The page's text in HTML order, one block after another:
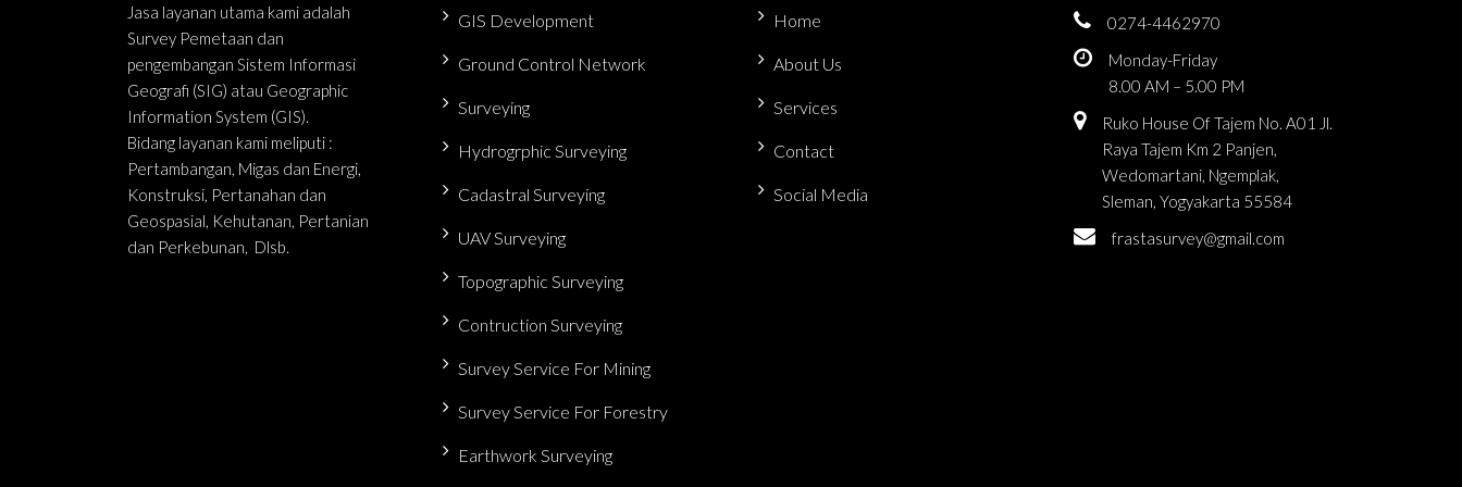
Jasa layanan utama kami adalah
Survey Pemetaan dan
pengembangan Sistem Informasi
Geografi (SIG) atau Geographic
Information System (GIS).
Bidang layanan kami meliputi :
Pertambangan, Migas dan Energi,
Konstruksi, Pertanahan dan
Geospasial, Kehutanan, Pertanian
dan Perkebunan, Dlsb.
GIS Development
Ground Control Network
Surveying
Hydrogrphic Surveying
Cadastral Surveying
UAV Surveying
Topographic Surveying
Contruction Surveying
Survey Service For Mining
Survey Service For Forestry
Earthwork Surveying
Home
About Us
Services
Contact
Social Media
0274-4462970
Monday-Friday
8.00 AM – 5.00 PM
Ruko House Of Tajem No. A01 Jl.
Raya Tajem Km 2 Panjen,
Wedomartani, Ngemplak,
Sleman, Yogyakarta 55584
frastasurvey@gmail.com